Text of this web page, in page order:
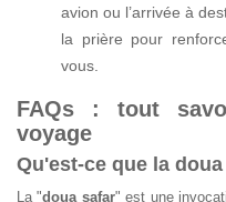
avion ou l’arrivée à
la prière pour
vous.
FAQs : tout
voyage
Qu'est-ce que la
La "doua safar" est une